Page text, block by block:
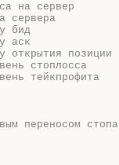
на сервер
сервера
бид
аск
открытия позиции
стоплосса
тейкпрофита
переносом стопа